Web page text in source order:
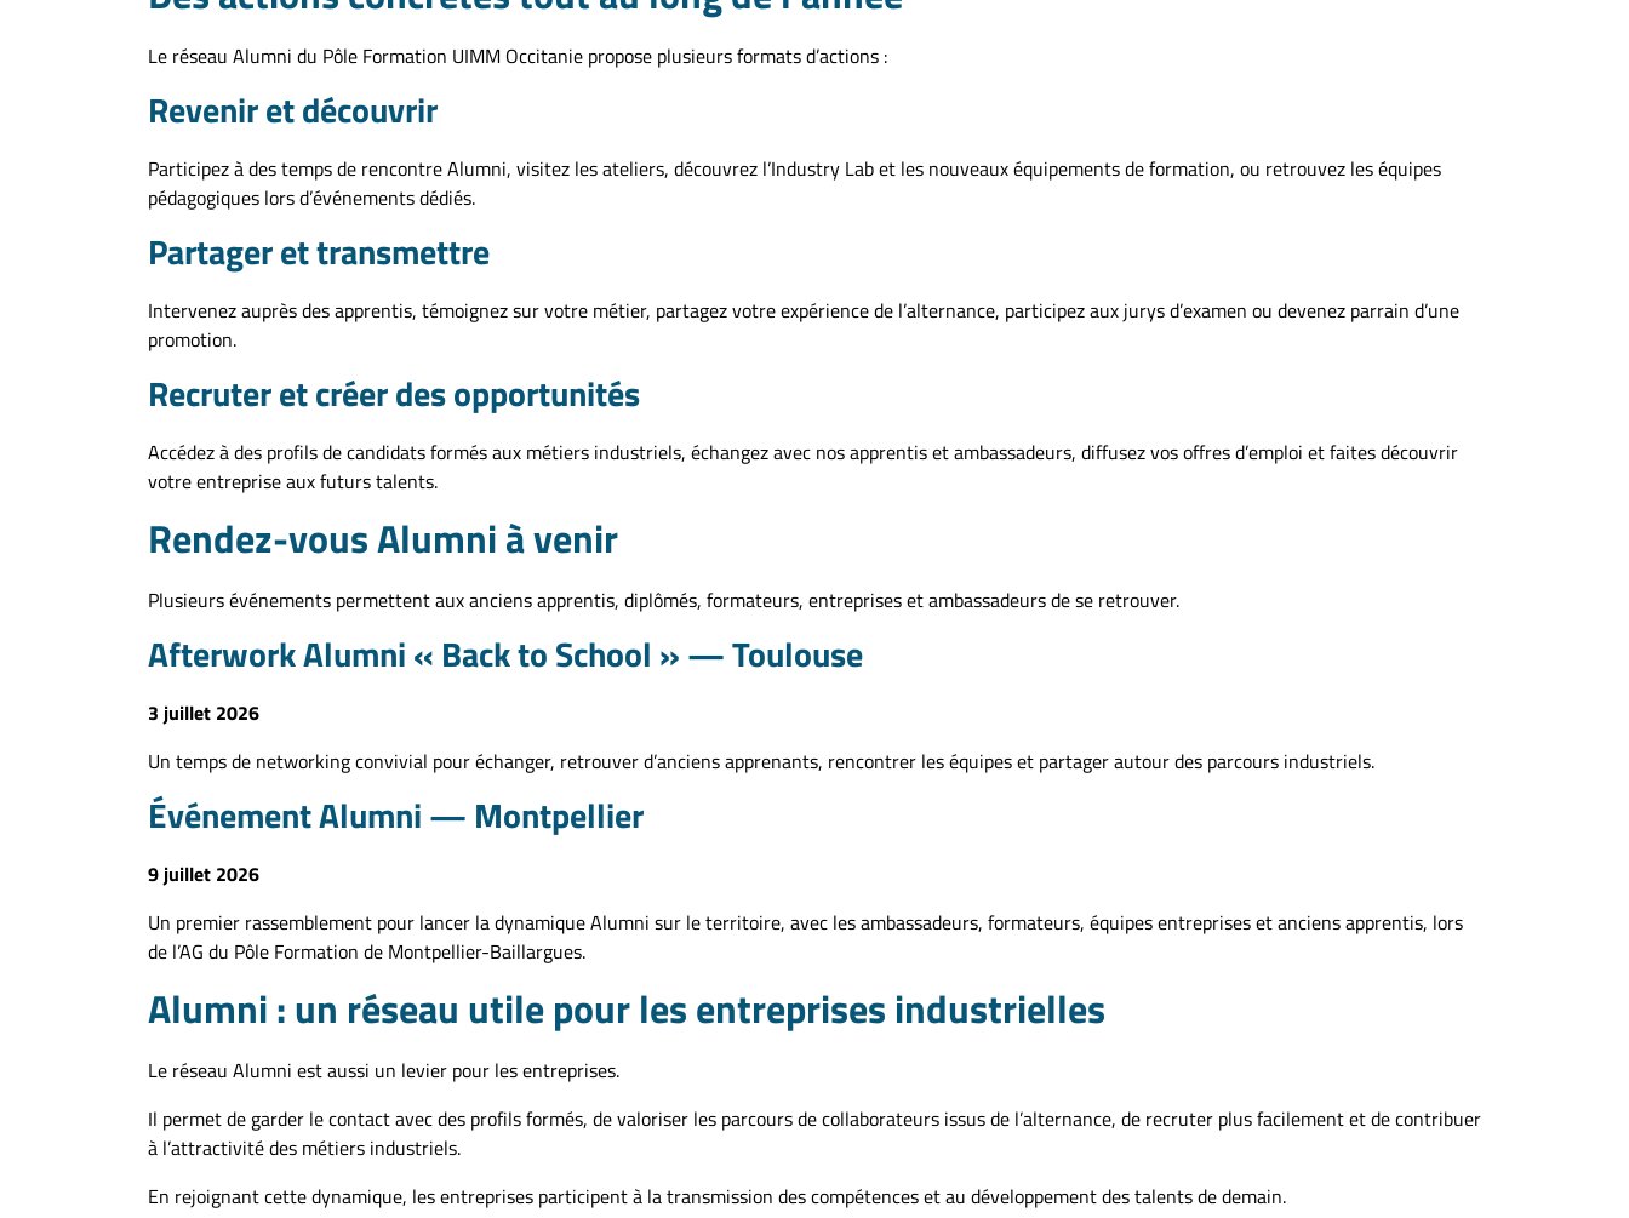
Le réseau Alumni du Pôle Formation UIMM Occitanie propose plusieurs formats d’actions :
Revenir et découvrir
Participez à des temps de rencontre Alumni, visitez les ateliers, découvrez l’Industry Lab et les nouveaux équipements de formation, ou retrouvez les équipes
pédagogiques lors d’événements dédiés.
Partager et transmettre
Intervenez auprès des apprentis, témoignez sur votre métier, partagez votre expérience de l’alternance, participez aux jurys d’examen ou devenez parrain d’une
promotion.
Recruter et créer des opportunités
Accédez à des profils de candidats formés aux métiers industriels, échangez avec nos apprentis et ambassadeurs, diffusez vos offres d’emploi et faites découvrir
votre entreprise aux futurs talents.
Rendez-vous Alumni à venir
Plusieurs événements permettent aux anciens apprentis, diplômés, formateurs, entreprises et ambassadeurs de se retrouver.
Afterwork Alumni « Back to School » — Toulouse
3 juillet 2026
Un temps de networking convivial pour échanger, retrouver d’anciens apprenants, rencontrer les équipes et partager autour des parcours industriels.
Événement Alumni — Montpellier
9 juillet 2026
Un premier rassemblement pour lancer la dynamique Alumni sur le territoire, avec les ambassadeurs, formateurs, équipes entreprises et anciens apprentis, lors
de l’AG du Pôle Formation de Montpellier-Baillargues.
Alumni : un réseau utile pour les entreprises industrielles
Le réseau Alumni est aussi un levier pour les entreprises.
Il permet de garder le contact avec des profils formés, de valoriser les parcours de collaborateurs issus de l’alternance, de recruter plus facilement et de contribuer
à l’attractivité des métiers industriels.
En rejoignant cette dynamique, les entreprises participent à la transmission des compétences et au développement des talents de demain.